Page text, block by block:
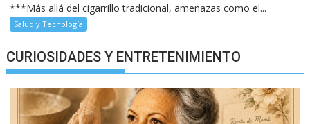
***Más allá del cigarrillo tradicional, amenazas como el...
Salud y Tecnología
CURIOSIDADES Y ENTRETENIMIENTO